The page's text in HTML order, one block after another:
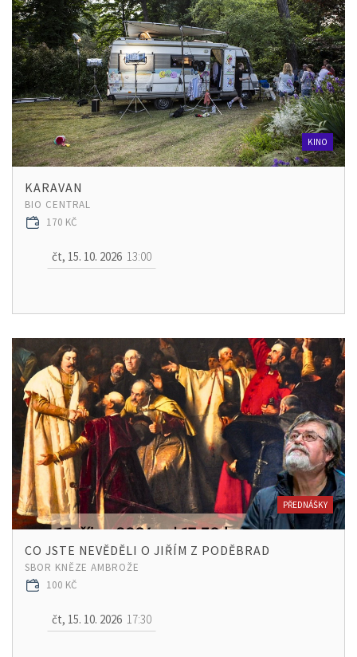
KINO
KARAVAN
BIO CENTRAL
170 KČ
čt, 15. 10. 2026 13:00
PŘEDNÁŠKY
CO JSTE NEVĚDĚLI O JIŘÍM Z PODĚBRAD
SBOR KNĚZE AMBROŽE
100 KČ
čt, 15. 10. 2026 17:30